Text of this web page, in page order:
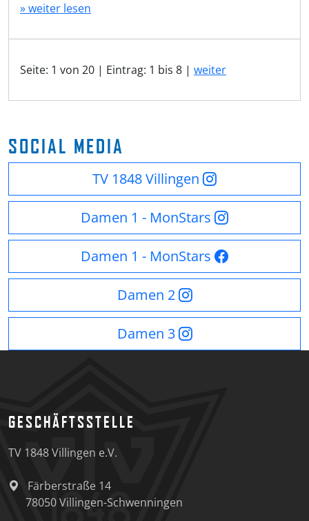
» weiter lesen
Seite: 1 von 20 | Eintrag: 1 bis 8 | weiter
SOCIAL MEDIA
TV 1848 Villingen
Damen 1 - MonStars
Damen 1 - MonStars
Damen 2
Damen 3
GESCHÄFTSSTELLE
TV 1848 Villingen e.V.
Färberstraße 14
78050Villingen-Schwenningen